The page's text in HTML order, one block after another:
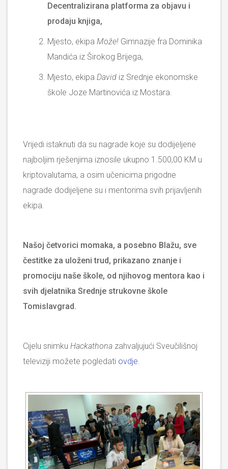
Decentralizirana platforma za objavu i
prodaju knjiga,
Mjesto, ekipaMože! Gimnazije fra Dominika
Mandića iz Širokog Brijega,
Mjesto, ekipaDavid iz Srednje ekonomske
škole Joze Martinovića iz Mostara.
Vrijedi istaknuti da su nagrade koje su dodijeljene
najboljim rješenjima iznosile ukupno 1.500,00 KM u
kriptovalutama, a osim učenicima prigodne
nagrade dodijeljene su i mentorima svih prijavljenih
ekipa.
Našoj četvorici momaka, a posebno Blažu, sve
čestitke za uloženi trud, prikazano znanje i
promociju naše škole, od njihovog mentora kao i
svih djelatnika Srednje strukovne škole
Tomislavgrad.
Cijelu snimku Hackathona zahvaljujući Sveučilišnoj
televiziji možete pogledati ovdje